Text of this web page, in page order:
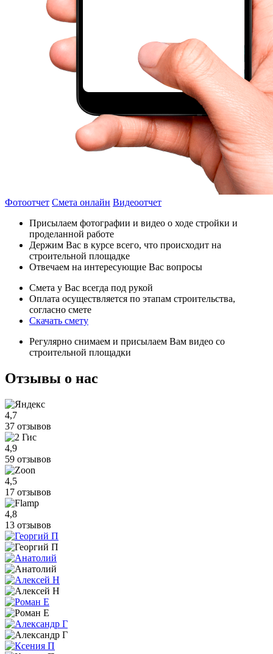
Фотоотчет Смета онлайн Видеоотчет
Присылаем фотографии и видео о ходе стройки и
проделанной работе
Держим Вас в курсе всего, что происходит на
строительной площадке
Отвечаем на интересующие Вас вопросы
Смета у Вас всегда под рукой
Оплата осуществляется по этапам строительства,
согласно смете
Скачать смету
Регулярно снимаем и присылаем Вам видео со
строительной площадки
Отзывы о нас
4,7
37 отзывов
4,9
59 отзывов
4,5
17 отзывов
4,8
13 отзывов